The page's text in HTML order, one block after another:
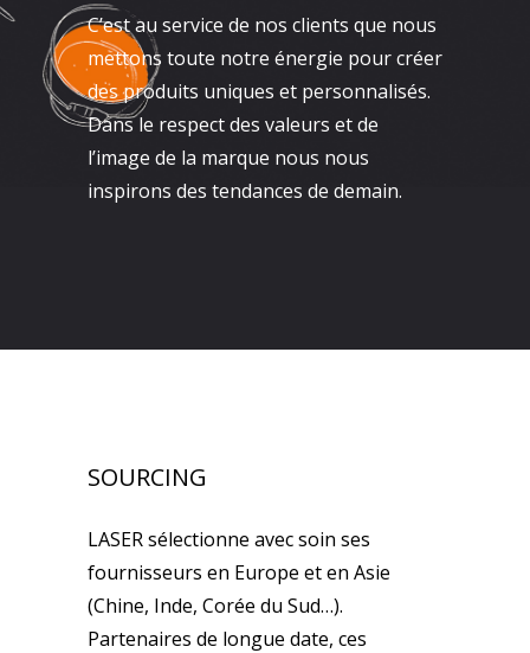
C’est au service de nos clients que nous
mettons toute notre énergie pour créer
des produits uniques et personnalisés.
Dans le respect des valeurs et de
l’image de la marque nous nous
inspirons des tendances de demain.
SOURCING
LASER sélectionne avec soin ses
fournisseurs en Europe et en Asie
(Chine, Inde, Corée du Sud…).
Partenaires de longue date, ces